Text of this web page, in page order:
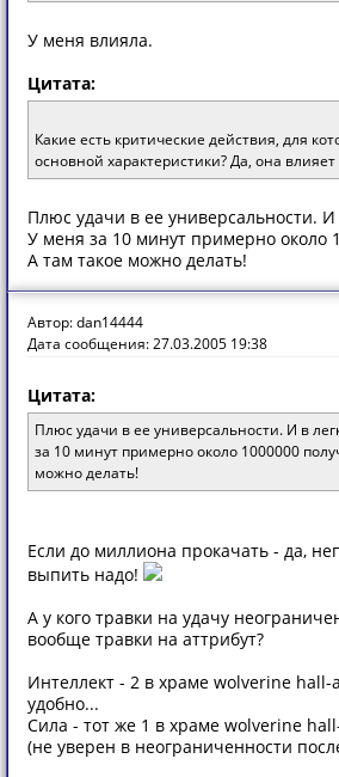
У меня влияла.
Цитата:
Какие есть критические действия, для
основной характеристики? Да, она
Плюс удачи в ее универсальности. И
У меня за 10 минут примерно около
А там такое можно делать!
Автор: dan14444
Дата сообщения: 27.03.2005 19:38
Цитата:
Плюс удачи в ее универсальности. И в
за 10 минут примерно около 1000000
можно делать!
Если до миллиона прокачать - да,
выпить надо!
А у кого травки на удачу
вообще травки на аттрибут?
Интеллект - 2 в храме wolverine hall-
удобно...
Сила - тот же 1 в храме wolverine
(не уверен в неограниченности